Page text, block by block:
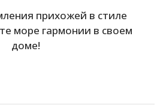
прихожей в стиле
море гармонии в своем
доме!